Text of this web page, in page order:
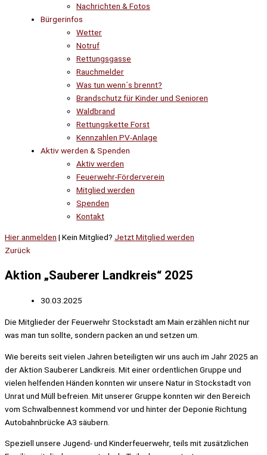
Nachrichten & Fotos
Bürgerinfos
Wetter
Notruf
Rettungsgasse
Rauchmelder
Was tun wenn´s brennt?
Brandschutz für Kinder und Senioren
Waldbrand
Rettungskette Forst
Kennzahlen PV-Anlage
Aktiv werden & Spenden
Aktiv werden
Feuerwehr-Förderverein
Mitglied werden
Spenden
Kontakt
Hier anmelden | Kein Mitglied? Jetzt Mitglied werden
Zurück
Aktion „Sauberer Landkreis“ 2025
30.03.2025
Die Mitglieder der Feuerwehr Stockstadt am Main erzählen nicht nur
was man tun sollte, sondern packen an und setzen um.
Wie bereits seit vielen Jahren beteiligten wir uns auch im Jahr 2025 an
der Aktion Sauberer Landkreis. Mit einer ordentlichen Gruppe und
vielen helfenden Händen konnten wir unsere Natur in Stockstadt von
Unrat und Müll befreien. Mit unserer Gruppe konnten wir den Bereich
vom Schwalbennest kommend vor und hinter der Deponie Richtung
Autobahnbrücke A3 säubern.
Speziell unsere Jugend- und Kinderfeuerwehr, teils mit zusätzlichen